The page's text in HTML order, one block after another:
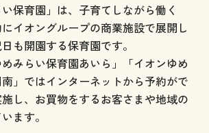
い保育園」は、子育てしながら働く
イオングループの商業施設で展開し
も開園する保育園です。
みらい保育園あいら」「イオンゆめ
」ではインターネットから予約がで
し、お買物をするお客さまや地域の
ます。